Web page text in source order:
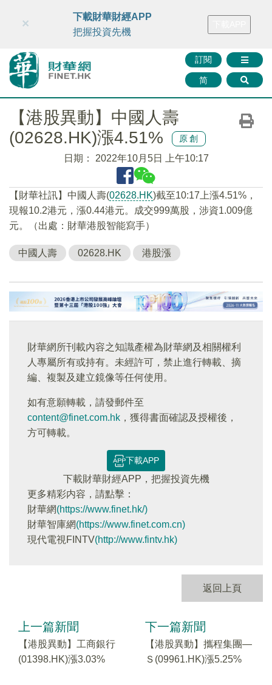
財華智庫網 FINTV FINMETA 財華證券 媒體矩陣
訂閱
简
×
下載財華財經APP
把握投資先機
【港股異動】中國人壽
(02628.HK)漲4.51%
原創
日期： 2022年10月5日 上午10:17
【財華社訊】中國人壽(02628.HK)截至10:17上漲4.51%，
現報10.2港元，漲0.44港元。成交999萬股，涉資1.009億
元。（出處：財華港股智能寫手）
中國人壽 02628.HK 港股漲
財華網所刊載內容之知識產權為財華網及相關權利
人專屬所有或持有。未經許可，禁止進行轉載、摘
編、複製及建立鏡像等任何使用。
如有意願轉載，請發郵件至
content@finet.com.hk ，獲得書面確認及授權後，
方可轉載。
下載APP
下載財華財經APP，把握投資先機
更多精彩内容，請點擊：
財華網(https://www.finet.hk/)
財華智庫網(https://www.finet.com.cn)
現代電視FINTV(http://www.fintv.hk)
返回上頁
上一篇新聞
【港股異動】工商銀行
(01398.HK)漲3.03%
下一篇新聞
【港股異動】攜程集團—
Ｓ(09961.HK)漲5.25%